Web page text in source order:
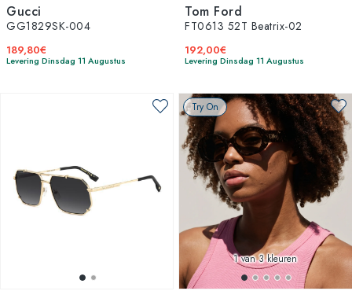
Gucci
GG1829SK-004
189,80€
Levering Dinsdag 11 Augustus
Tom Ford
FT0613 52T Beatrix-02
192,00€
Levering Dinsdag 11 Augustus
Try On
1van 3 kleuren